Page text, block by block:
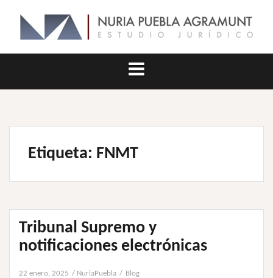
contenido
Etiqueta: FNMT
Tribunal Supremo y
notificaciones electrónicas
22 enero, 2025 NuriaPuebla Blog